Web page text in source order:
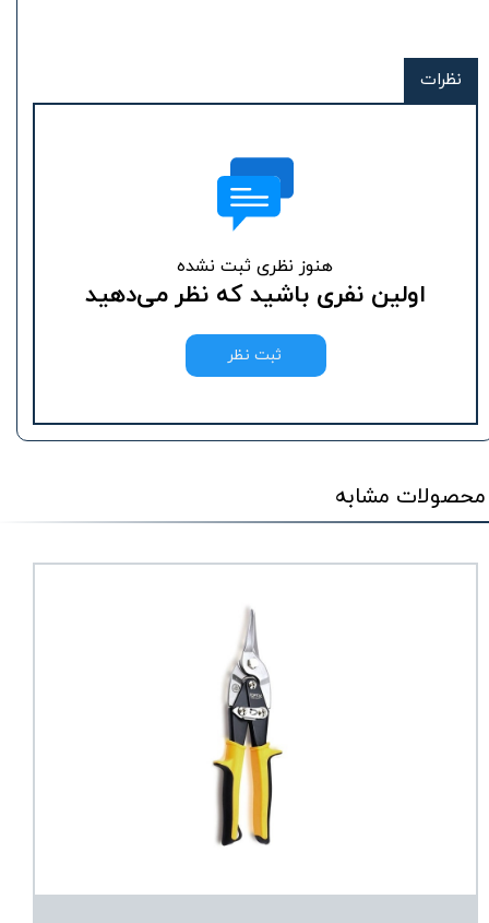
نظرات
هنوز نظری ثبت نشده
اولین نفری باشید که نظر می‌دهید
ثبت نظر
محصولات مشابه